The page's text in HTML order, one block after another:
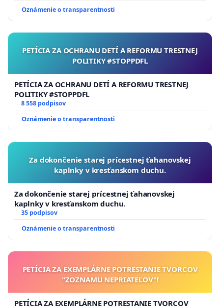
Oznámenie o transparentnosti
PETÍCIA ZA OCHRANU DETÍ A REFORMU TRESTNEJ
POLITIKY #STOPPDFL
PETÍCIA ZA OCHRANU DETÍ A REFORMU TRESTNEJ
POLITIKY #STOPPDFL
8 558 podpisov
Oznámenie o transparentnosti
Za dokončenie starej prícestnej ťahanovskej
kaplnky v kresťanskom duchu.
Za dokončenie starej prícestnej ťahanovskej
kaplnky v kresťanskom duchu.
35 podpisov
Oznámenie o transparentnosti
PETÍCIA ZA EXEMPLÁRNE POTRESTANIE TVORCOV
"ZOZNAMU NEPRIATEĽOV"!
PETÍCIA ZA EXEMPLÁRNE POTRESTANIE TVORCOV